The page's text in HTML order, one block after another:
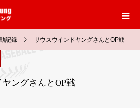
記録 サウスウインドヤングさんとOP戦
ングさんとOP戦